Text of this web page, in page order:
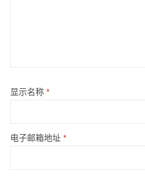
显示名称 *
电子邮箱地址 *